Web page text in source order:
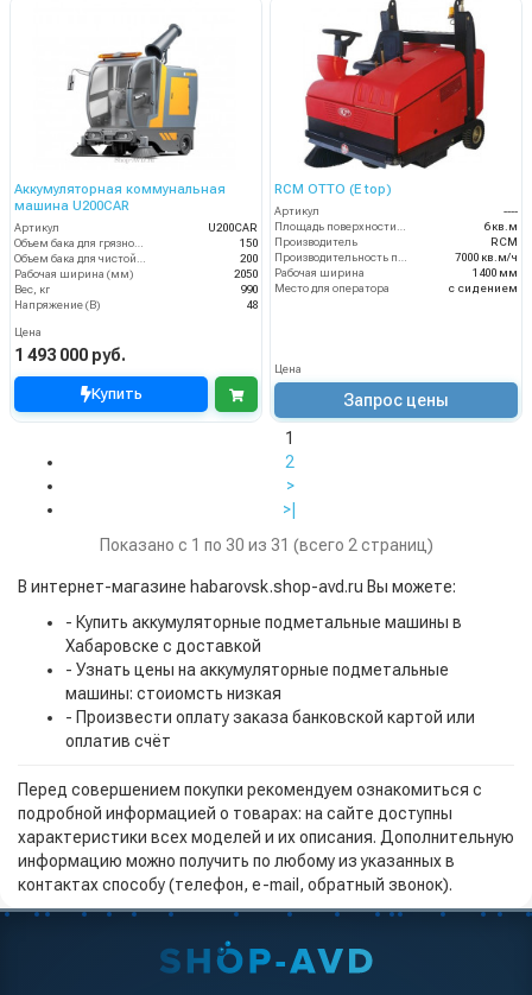
Аккумуляторная коммунальная
машина U200CAR
Артикул
U200CAR
Объем бака для грязной воды, л
150
Объем бака для чистой воды, л
200
Рабочая ширина (мм)
2050
Вес, кг
990
Напряжение (В)
48
Цена
1 493 000 руб.
Купить
RCM OТТО (E top)
Артикул
----
Площадь поверхности фильтра
6 кв.м
Производитель
RCM
Производительность по площади
7000 кв.м/ч
Рабочая ширина
1400 мм
Место для оператора
с сидением
Цена
Запрос цены
1
2
>
>|
Показано с 1 по 30 из 31 (всего 2 страниц)
В интернет-магазине habarovsk.shop-avd.ru Вы можете:
- Купить аккумуляторные подметальные машины в
Хабаровске с доставкой
- Узнать цены на аккумуляторные подметальные
машины: стоиомсть низкая
- Произвести оплату заказа банковской картой или
оплатив счёт
Перед совершением покупки рекомендуем ознакомиться с
подробной информацией о товарах: на сайте доступны
характеристики всех моделей и их описания. Дополнительную
информацию можно получить по любому из указанных в
контактах способу (телефон, e-mail, обратный звонок).